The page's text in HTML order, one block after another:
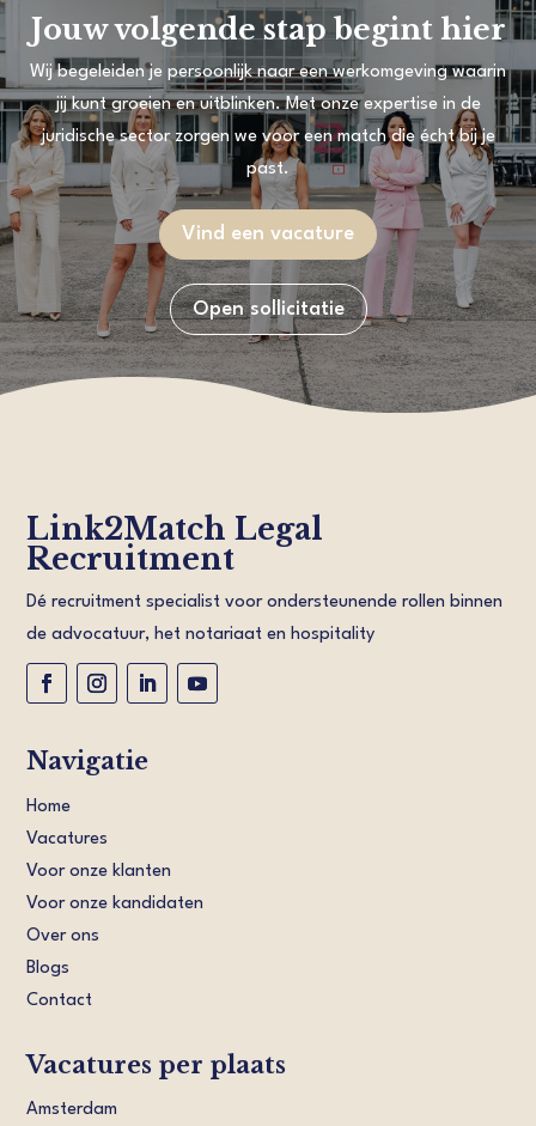
Jouw volgende stap begint hier
Wij begeleiden je persoonlijk naar een werkomgeving waarin
jij kunt groeien en uitblinken. Met onze expertise in de
juridische sector zorgen we voor een match die écht bij je
past.
Vind een vacature
Open sollicitatie
Link2Match Legal
Recruitment
Dé recruitment specialist voor ondersteunende rollen binnen
de advocatuur, het notariaat en hospitality
Navigatie
Home
Vacatures
Voor onze klanten
Voor onze kandidaten
Over ons
Blogs
Contact
Vacatures per plaats
Amsterdam